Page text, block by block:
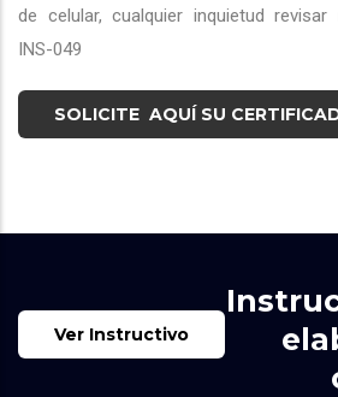
de celular, cualquier inquietud revisar
INS-049
SOLICITE AQUÍ SU
Ver Instructivo